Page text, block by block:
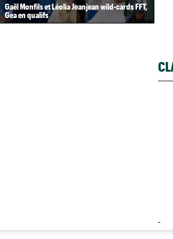
Gaël Monfils et Léolia Jeanjean wild-cards FFT,
Gea en qualifs
-